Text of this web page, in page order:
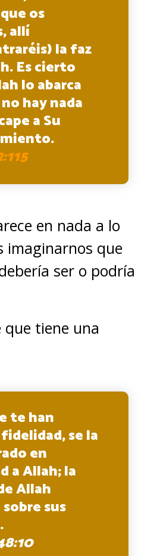
os
allí
la faz
Es cierto
lo abarca
hay nada
a Su
en nada a lo
imaginarnos que
ser o podría
que tiene una
te han
se la
en
a Allah; la
Allah
sus